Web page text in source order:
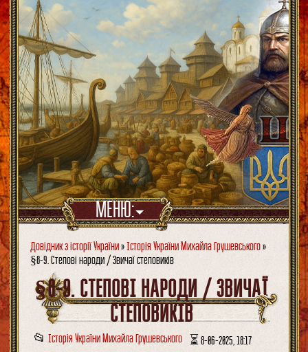
МЕНЮ:
Довідник з історії України»Історія України Михайла Грушевського»
§8-9. Степові народи / Звичаї степовиків
§8-9. СТЕПОВІ НАРОДИ / ЗВИЧАЇ
СТЕПОВИКІВ
📂 Історія України Михайла Грушевського ⏳ 8-06-2025, 18:17